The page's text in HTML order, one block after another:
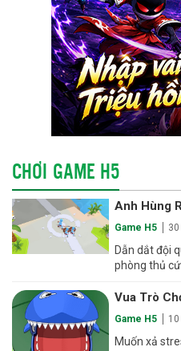
CHƠI GAME H5
Anh Hùng
Game H5 30
Dẫn dắt đội
phòng thủ
Vua Trò
Game H5 10
Muốn xả